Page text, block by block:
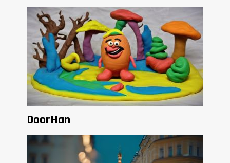
DoorHan